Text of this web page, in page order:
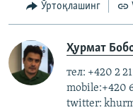
Ўртоқлашинг
Ҳурмат
тел: +420 2
mobile:+420
twitter: